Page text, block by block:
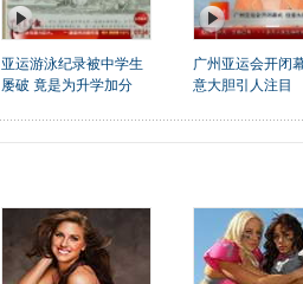
亚运游泳纪录被中学生
屡破 竟是为升学加分
广州亚运会开闭
意大胆引人注目